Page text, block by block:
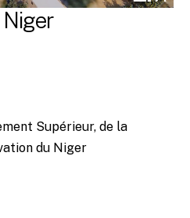
Supérieur, de la
du Niger